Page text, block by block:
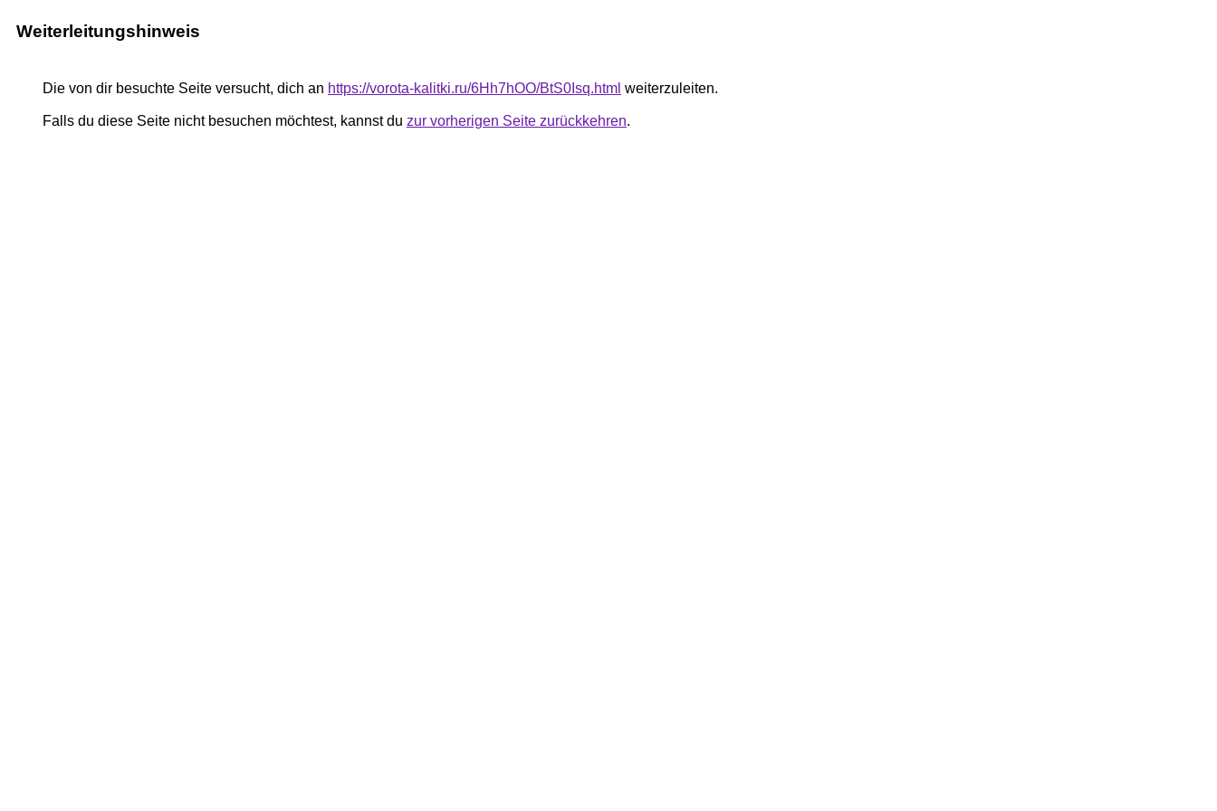
Weiterleitungshinweis
Die von dir besuchte Seite versucht, dich an https://vorota-kalitki.ru/6Hh7hOO/BtS0Isq.html weiterzuleiten.
Falls du diese Seite nicht besuchen möchtest, kannst du zur vorherigen Seite zurückkehren.